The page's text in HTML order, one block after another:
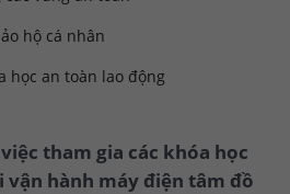
hộ cá nhân
học an toàn lao động
tham gia các khóa học
vận hành máy điện tâm đồ